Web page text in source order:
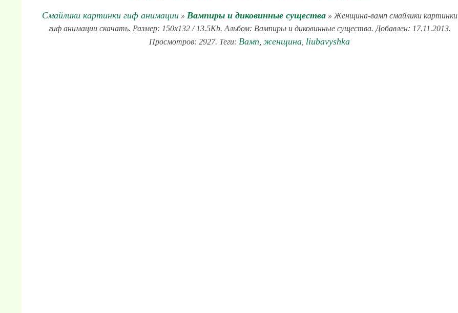
Смайлики картинки гиф анимации» Вампиры и диковинные существа» Женщина-вамп смайлики картинки
гиф анимации скачать. Размер: 150x132 / 13.5Kb. Альбом: Вампиры и диковинные существа. Добавлен: 17.11.2013.
Просмотров: 2927. Теги: Вамп женщина liubavyshka